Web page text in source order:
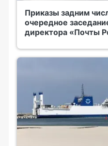
Приказы задним
очередное
директора «Почты